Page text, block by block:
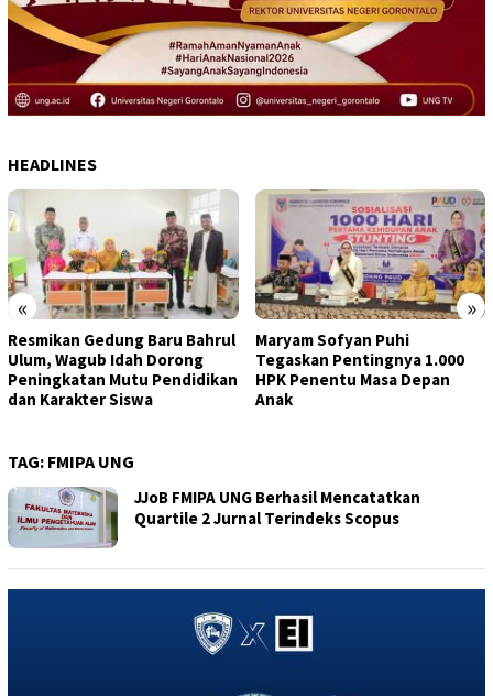
HEADLINES
« »
Resmikan Gedung Baru Bahrul
Ulum, Wagub Idah Dorong
Peningkatan Mutu Pendidikan
dan Karakter Siswa
Maryam Sofyan Puhi
Tegaskan Pentingnya 1.000
HPK Penentu Masa Depan
Anak
TAG: FMIPA UNG
JJoB FMIPA UNG Berhasil Mencatatkan
Quartile 2 Jurnal Terindeks Scopus